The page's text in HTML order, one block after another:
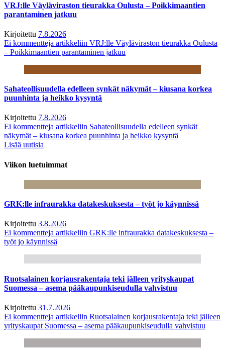
VRJ:lle Väyläviraston tieurakka Oulusta – Poikkimaantien
parantaminen jatkuu
Kirjoitettu 7.8.2026
Ei kommentteja artikkeliin VRJ:lle Väyläviraston tieurakka Oulusta
– Poikkimaantien parantaminen jatkuu
Sahateollisuudella edelleen synkät näkymät – kiusana korkea
puunhinta ja heikko kysyntä
Kirjoitettu 7.8.2026
Ei kommentteja artikkeliin Sahateollisuudella edelleen synkät
näkymät – kiusana korkea puunhinta ja heikko kysyntä
Lisää uutisia
Viikon luetuimmat
GRK:lle infraurakka datakeskuksesta – työt jo käynnissä
Kirjoitettu 3.8.2026
Ei kommentteja artikkeliin GRK:lle infraurakka datakeskuksesta –
työt jo käynnissä
Ruotsalainen korjausrakentaja teki jälleen yrityskaupat
Suomessa – asema pääkaupunkiseudulla vahvistuu
Kirjoitettu 31.7.2026
Ei kommentteja artikkeliin Ruotsalainen korjausrakentaja teki jälleen
yrityskaupat Suomessa – asema pääkaupunkiseudulla vahvistuu